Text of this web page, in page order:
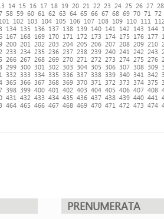
14 15 16 17 18 19 20 21 22 23 24 25 26 27 28
58 59 60 61 62 63 64 65 66 67 68 69 70 71 72
101 102 103 104 105 106 107 108 109 110 111 112
134 135 136 137 138 139 140 141 142 143 144
167 168 169 170 171 172 173 174 175 176 177
200 201 202 203 204 205 206 207 208 209 210
233 234 235 236 237 238 239 240 241 242 243
266 267 268 269 270 271 272 273 274 275 276
299 300 301 302 303 304 305 306 307 308 309
332 333 334 335 336 337 338 339 340 341 342
365 366 367 368 369 370 371 372 373 374 375
398 399 400 401 402 403 404 405 406 407 408
431 432 433 434 435 436 437 438 439 440 441
464 465 466 467 468 469 470 471 472 473 474
PRENUMERATA